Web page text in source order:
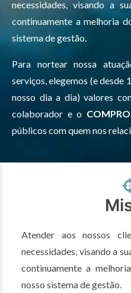
necessidades, visando a
continuamente a melhoria
sistema de gestão.
Para nortear nossa
serviços, elegemos (e desde
nosso dia a dia) valores
colaborador e o
públicos com quem nos
Atender aos nossos
necessidades, visando a
continuamente a
nosso sistema de gestão.